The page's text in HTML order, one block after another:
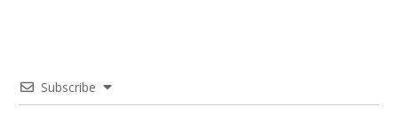
Subscribe